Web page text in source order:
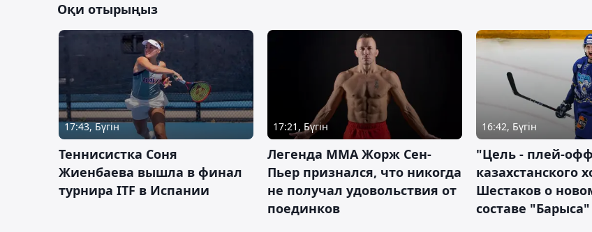
Оқи отырыңыз
17:43, Бүгін
Теннисистка Соня
Жиенбаева вышла в финал
турнира ITF в Испании
17:21, Бүгін
Легенда ММА Жорж Сен-
Пьер признался, что никогда
не получал удовольствия от
поединков
16:42, Бүгін
"Цель - плей-
казахстанского
Шестаков о
составе "Барыса"